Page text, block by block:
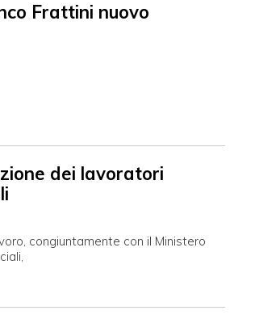
Frattini nuovo
dei lavoratori
congiuntamente con il Ministero